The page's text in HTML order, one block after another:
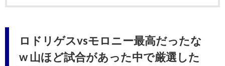
ロドリゲスvsモロニー最高だったな
w 山ほど試合があった中で厳選した